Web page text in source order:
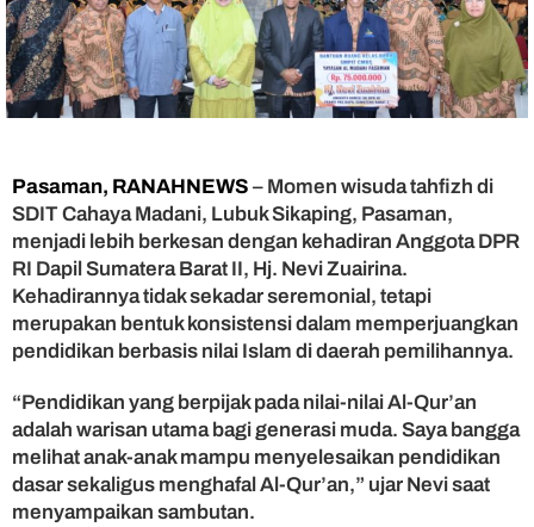
a
k
a
n
K
i
t
m
e
n
n
i
d
i
k
a
Pasaman, RANAHNEWS – Momen wisuda tahfizh di
SDIT Cahaya Madani, Lubuk Sikaping, Pasaman,
menjadi lebih berkesan dengan kehadiran Anggota DPR
RI Dapil Sumatera Barat II, Hj. Nevi Zuairina.
Kehadirannya tidak sekadar seremonial, tetapi
merupakan bentuk konsistensi dalam memperjuangkan
pendidikan berbasis nilai Islam di daerah pemilihannya.
“Pendidikan yang berpijak pada nilai-nilai Al-Qur’an
adalah warisan utama bagi generasi muda. Saya bangga
melihat anak-anak mampu menyelesaikan pendidikan
dasar sekaligus menghafal Al-Qur’an,” ujar Nevi saat
menyampaikan sambutan.